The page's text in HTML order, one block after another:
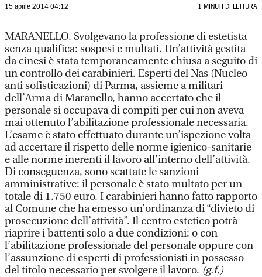
15 aprile 2014 04:12 1 MINUTI DI LETTURA
MARANELLO. Svolgevano la professione di estetista
senza qualifica: sospesi e multati. Un’attività gestita
da cinesi è stata temporaneamente chiusa a seguito di
un controllo dei carabinieri. Esperti del Nas (Nucleo
anti sofisticazioni) di Parma, assieme a militari
dell’Arma di Maranello, hanno accertato che il
personale si occupava di compiti per cui non aveva
mai ottenuto l’abilitazione professionale necessaria.
L’esame è stato effettuato durante un’ispezione volta
ad accertare il rispetto delle norme igienico-sanitarie
e alle norme inerenti il lavoro all’interno dell’attività.
Di conseguenza, sono scattate le sanzioni
amministrative: il personale è stato multato per un
totale di 1.750 euro. I carabinieri hanno fatto rapporto
al Comune che ha emesso un’ordinanza di “divieto di
prosecuzione dell’attività”. Il centro estetico potrà
riaprire i battenti solo a due condizioni: o con
l’abilitazione professionale del personale oppure con
l’assunzione di esperti di professionisti in possesso
del titolo necessario per svolgere il lavoro. (g.f.)